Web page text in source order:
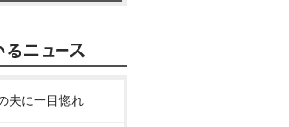
夫に一目惚れ